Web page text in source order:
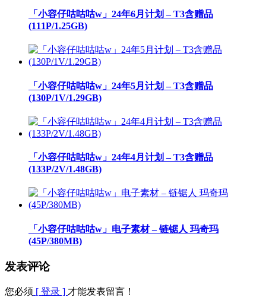
「小容仔咕咕咕w」24年6月计划 – T3含赠品
(111P/1.25GB)
「小容仔咕咕咕w」24年5月计划 – T3含赠品
(130P/1V/1.29GB)
「小容仔咕咕咕w」24年4月计划 – T3含赠品
(133P/2V/1.48GB)
「小容仔咕咕咕w」电子素材 – 链锯人 玛奇玛
(45P/380MB)
发表评论
您必须 [ 登录 ] 才能发表留言！